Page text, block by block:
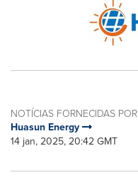
NOTÍCIAS FORNECIDAS POR
Huasun Energy
14 jan, 2025, 20:42 GMT